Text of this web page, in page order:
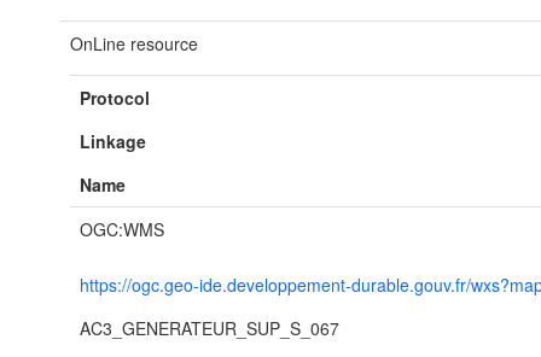
OnLine resource
Protocol
Linkage
Name
OGC:WMS
https://ogc.geo-ide.developpement-durable.gouv.fr/
AC3_GENERATEUR_SUP_S_067